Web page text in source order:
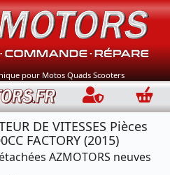
pour Motos Quads Scooters
Connection
DE VITESSES Pièces
FACTORY (2015)
AZMOTORS neuves